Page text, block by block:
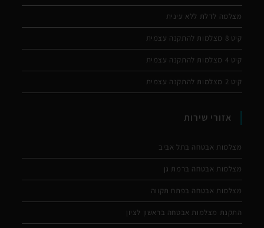
מצלמה לדלת ללא עינית
קיט 8 מצלמות להתקנה עצמית
קיט 4 מצלמות להתקנה עצמית
קיט 2 מצלמות להתקנה עצמית
אזורי שירות
מצלמות אבטחה בתל אביב
מצלמות אבטחה ברמת גן
מצלמות אבטחה בפתח תקווה
התקנת מצלמות אבטחה בראשון לציון